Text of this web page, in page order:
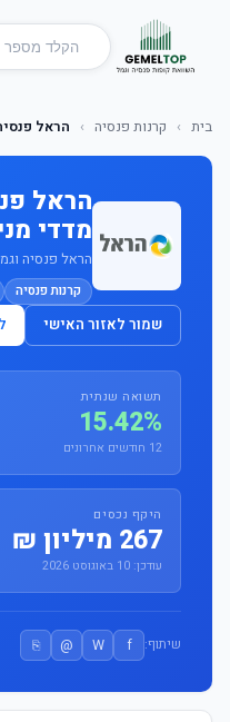
בית › קרנות פנסיה › הראל
הראל
מדדי
הראל פנסיה
קרנות פנסיה
שמור לאזור האישי
תשואה שנתית
15.42%
12 חודשים אחרונים
היקף נכסים
267 מיליון ₪
עודכן: 10 באוגוסט 2026
שיתוף: f
W
@
⎘